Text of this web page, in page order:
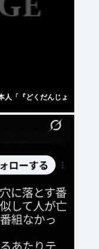
人「『どくだんじょ